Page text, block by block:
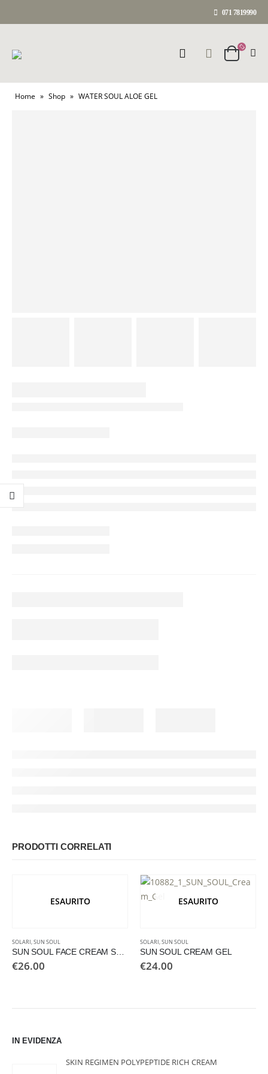
071 7819990
Home » Shop » WATER SOUL ALOE GEL
PRODOTTI CORRELATI
ESAURITO
SOLARI,SUN SOUL
SUN SOUL FACE CREAM SPF15
€26.00
ESAURITO
SOLARI,SUN SOUL
SUN SOUL CREAM GEL
€24.00
IN EVIDENZA
SKIN REGIMEN POLYPEPTIDE RICH CREAM